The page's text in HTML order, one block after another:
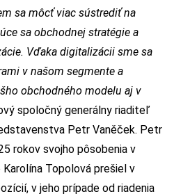
sa môcť viac sústrediť na
sa obchodnej stratégie a
Vďaka digitalizácii sme sa
v našom segmente a
obchodného modelu aj v
spoločný generálny riaditeľ
Petr Vaněček. Petr
rokov svojho pôsobenia v
Topolová prešiel v
v jeho prípade od riadenia